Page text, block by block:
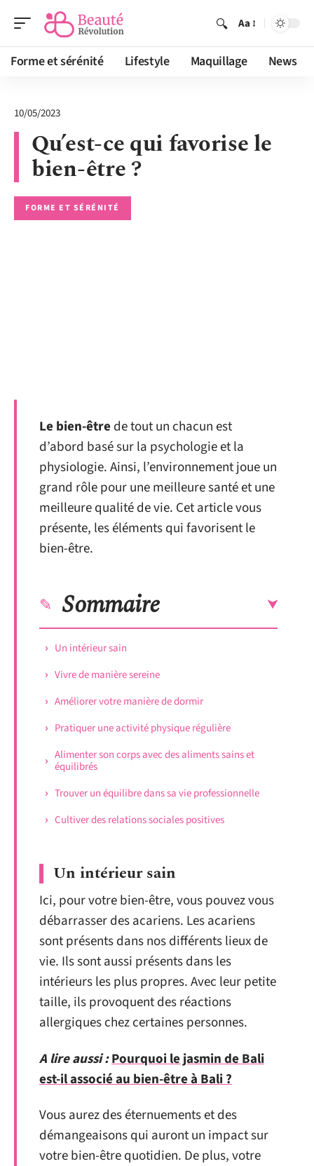
Aa
Forme et sérénité Lifestyle Maquillage News
10/05/2023
Qu’est-ce qui favorise le
bien-être ?
FORME ET SÉRÉNITÉ
Le bien-être de tout un chacun est
d’abord basé sur la psychologie et la
physiologie. Ainsi, l’environnement joue un
grand rôle pour une meilleure santé et une
meilleure qualité de vie. Cet article vous
présente, les éléments qui favorisent le
bien-être.
Sommaire
Un intérieur sain
Vivre de manière sereine
Améliorer votre manière de dormir
Pratiquer une activité physique régulière
Alimenter son corps avec des aliments sains et
équilibrés
Trouver un équilibre dans sa vie professionnelle
Cultiver des relations sociales positives
Un intérieur sain
Ici, pour votre bien-être, vous pouvez vous
débarrasser des acariens. Les acariens
sont présents dans nos différents lieux de
vie. Ils sont aussi présents dans les
intérieurs les plus propres. Avec leur petite
taille, ils provoquent des réactions
allergiques chez certaines personnes.
A lire aussi :Pourquoi le jasmin de Bali
est-il associé au bien-être à Bali ?
Vous aurez des éternuements et des
démangeaisons qui auront un impact sur
votre bien-être quotidien. De plus, votre